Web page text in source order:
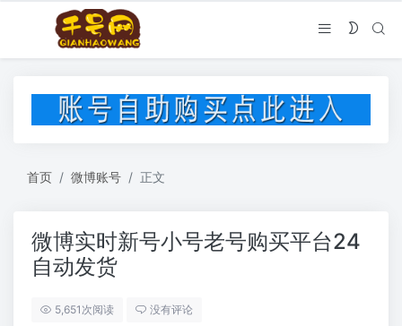
首页 微博账号 正文
微博实时新号小号老号购买平台24
自动发货
5,651次阅读 没有评论